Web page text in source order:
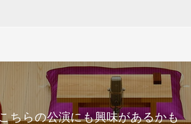
こちらの公演にも興味があるかも